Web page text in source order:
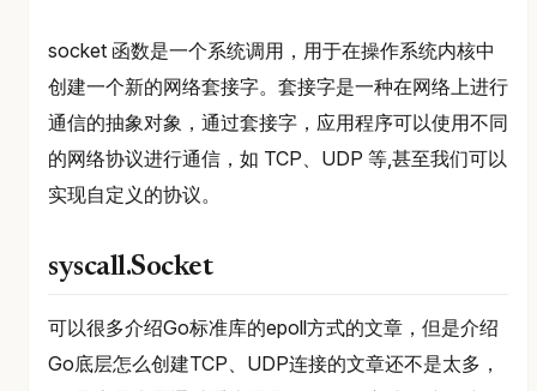
socket 函数是一个系统调用，用于在操作系统内核中
创建一个新的网络套接字。套接字是一种在网络上进行
通信的抽象对象，通过套接字，应用程序可以使用不同
的网络协议进行通信，如 TCP、UDP 等,甚至我们可以
实现自定义的协议。
syscall.Socket
可以很多介绍Go标准库的epoll方式的文章，但是介绍
Go底层怎么创建TCP、UDP连接的文章还不是太多，